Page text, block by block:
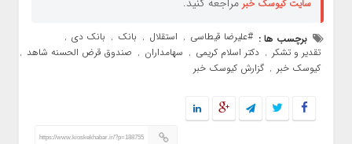
سایت کیوسک خبر
برچسب ها : #علیرضا قیطاسی , استقلال , بانک , بانک دی ,
تقدیر و تشکر , دکتر اسلام کریمی , سهامداران , صندوق قرض الحسنه شاهد ,
کیوسک خبر , گزارش کیوسک خبر
https://www.kioskekhabar.ir/?p=188755